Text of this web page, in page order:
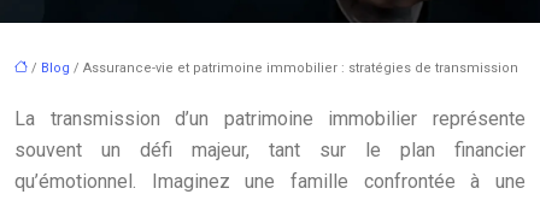
/ Blog / Assurance-vie et patrimoine immobilier : stratégies de transmission
La transmission d’un patrimoine immobilier représente
souvent un défi majeur, tant sur le plan financier
qu’émotionnel. Imaginez une famille confrontée à une